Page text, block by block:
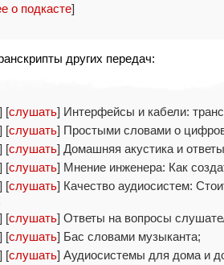
о подкасте]
других передач:
] [слушать] Интерфейсы и кабели:
] [слушать] Простыми словами о
] [слушать] Домашняя акустика и
] [слушать] Мнение инженера: Как
] [слушать] Качество аудиосистем:
] [слушать] Ответы на вопросы
] [слушать] Бас словами музыканта;
] [слушать] Аудиосистемы для дома и